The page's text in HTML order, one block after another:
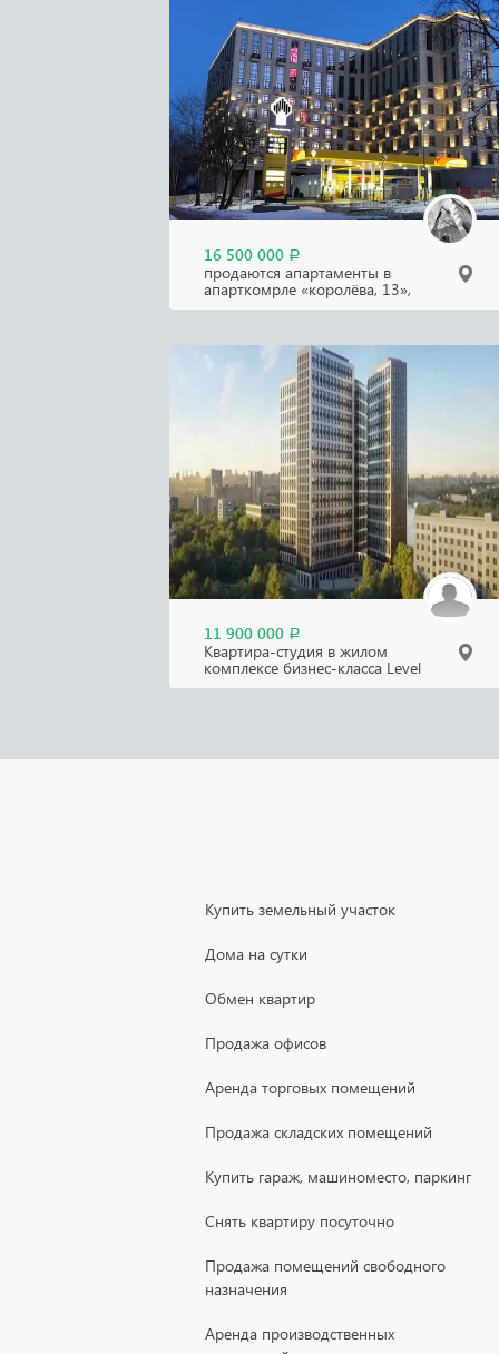
16 500 000 Р
продаются апартаменты в
апарткомрле «королёва, 13»,
останкинский район
11 900 000 Р
Квартира-студия в жилом
комплексе бизнес-класса Level
Нагатинская
Купить земельный участок
Дома на сутки
Обмен квартир
Продажа офисов
Аренда торговых помещений
Продажа складских помещений
Купить гараж, машиноместо, паркинг
Снять квартиру посуточно
Продажа помещений свободного
назначения
Аренда производственных